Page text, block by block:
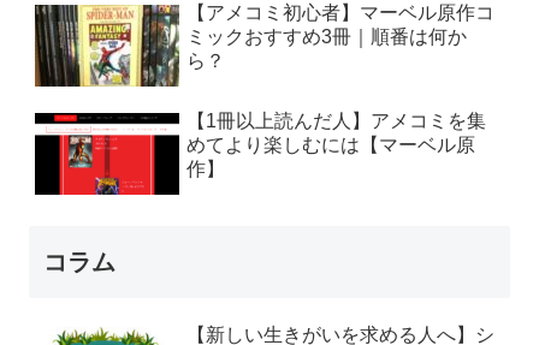
【アメコミ初心者】マーベル原作コ
ミックおすすめ3冊｜順番は何か
ら？
【1冊以上読んだ人】アメコミを集
めてより楽しむには【マーベル原
作】
コラム
【新しい生きがいを求める人へ】シ